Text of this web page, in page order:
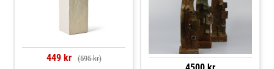
449 kr (595 kr)